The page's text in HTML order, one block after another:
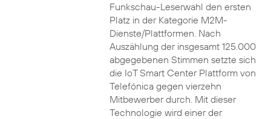
Funkschau-Leserwahl den ersten
Platz in der Kategorie M2M-
Dienste/Plattformen. Nach
Auszählung der insgesamt 125.000
abgegebenen Stimmen setzte sich
die IoT Smart Center Plattform von
Telefónica gegen vierzehn
Mitbewerber durch. Mit dieser
Technologie wird einer der